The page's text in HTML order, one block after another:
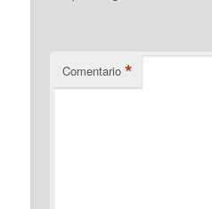
Comentario *